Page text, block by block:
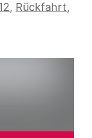
, Rückfahrt,